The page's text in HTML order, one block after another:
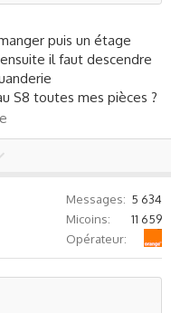
votre maison, vous
Roborock (ou
Vous pourrez ensuite
façons :
: Vous pouvez
maison pour le
que le Roborock
pouvez sélectionner
murs virtuels** : Une
de zones "interdites"
avez une zone
que vous voulez
puis un étage
il faut descendre
S8 toutes mes pièces ?
o
t
Messages
5 634
Micoins
11 659
Opérateur